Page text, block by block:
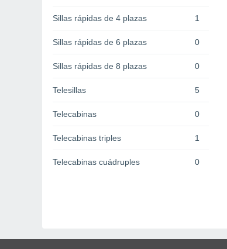
Sillas rápidas de 4 plazas 1
Sillas rápidas de 6 plazas 0
Sillas rápidas de 8 plazas 0
Telesillas 5
Telecabinas 0
Telecabinas triples 1
Telecabinas cuádruples 0